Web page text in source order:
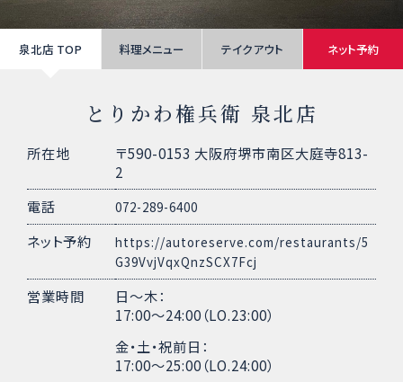
泉北店 TOP 料理メニュー テイクアウト ネット予約
とりかわ権兵衛 泉北店
所在地
〒590-0153 大阪府堺市南区大庭寺813-
2
電話
072-289-6400
ネット予約
https://autoreserve.com/restaurants/5
G39VvjVqxQnzSCX7Fcj
営業時間
日〜木：
17:00〜24:00（LO.23:00）
金・土・祝前日：
17:00〜25:00（LO.24:00）